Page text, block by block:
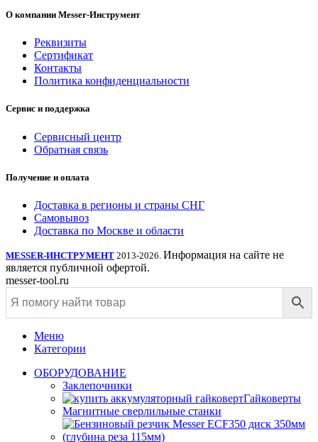
О компании Messer-Инструмент
Реквизиты
Сертификат
Контакты
Политика конфиденциальности
Сервис и поддержка
Сервисный центр
Обратная связь
Получение и оплата
Доставка в регионы и страны СНГ
Самовывоз
Доставка по Москве и области
MESSER-ИНСТРУМЕНТ 2013-2026. Информация на сайте не
является публичной офертой.
messer-tool.ru
Меню
Категории
ОБОРУДОВАНИЕ
Заклепочники
Гайковерты
Магнитные сверлильные станки